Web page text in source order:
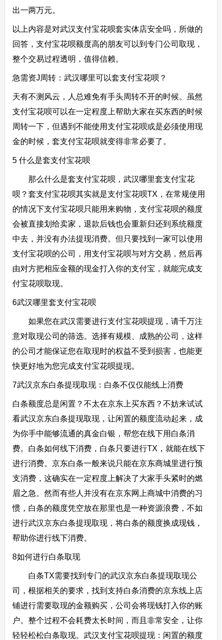
出一两万元。
以上内容是对武汉支付宝花呗套实体店安全吗，所做的
回答，支付宝花呗额度高的朋友可以到专门公司取现，
整个交易过程透明，值得信赖。
急需资J周转：武汉哪里可以套支付宝花呗？
天有不测风云，人总难免有手头周转不开的时候。虽然
支付宝花呗可以在一定程度上帮助大家在买东西的时候
周转一下，但遇到不能使用支付宝花呗或是必须使用现
金的时候，套支付宝花呗就变得非常必要了。
5 什么是套支付宝花呗
那么什么是套支付宝花呗，武汉哪里套支付宝花
呗？套支付宝花呗其实就是支付宝花呗TX，在常规使用
的情况下支付宝花呗只能用来购物，支付宝花呗的额度
会被直接划给卖家，退款后钱也会重新归还到系统额度
中去，并没有办法提现消费。但只要找到一家可以使用
支付宝花呗的公司，用支付宝花呗与对方交易，然后再
由对方把相应金额的现金打入你的支付宝，就能完成支
付宝花呗取现。
6武汉哪里套支付宝花呗
如果您在武汉需要进行支付宝花呗提现，请千万注
意对取现公司的筛选。选择有规模、成熟的公司，这样
的公司才能保证您在取现时的权益不受到损害，也能更
快更好地为您完成支付宝花呗提现。
7武汉京东白条提现取现：白条不仅仅能线上消费
白条额度总是闲置？不太在京东上买东西？不妨来试试
看武汉京东白条提现取现，让闲置的额度流动起来，成
为你手中能够流通的真金白银，帮您在线下用白条消
费。白条如何线下消费，白条只要进行TX，就能在线下
进行消费。京东白条一般来说只能在京东商城里进行预
支消费，这确实在一定程度上解决了大家手头紧时的燃
眉之急。然而有些人并没有在京东网上商城中消费的习
惯，白条的额度凭空放在那里也是一种资源浪费，不如
进行武汉京东白条提现取现，将白条的额度换成现钱，
帮助你进行线下消费。
8如何进行白条取现
白条TX需要找到专门的武汉京东白条提现取现公
司，根据相关的要求，找到支持白条消费的京东线上店
铺进行需要取现的金额购买，公司会将现钱打入你的账
户。整个过程不会耗费太长时间，而且非常安全，让你
轻轻松松白条取现。武汉支付宝花呗提现：闲置的额度